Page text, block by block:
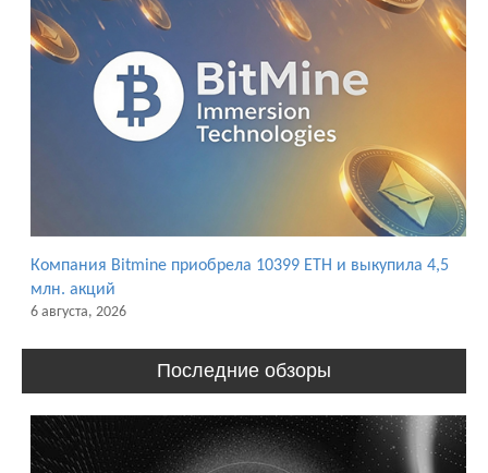
Компания Bitmine приобрела 10399 ETH и выкупила 4,5
млн. акций
6 августа, 2026
Последние обзоры